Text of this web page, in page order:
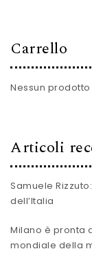
Carrello
Nessun
Articoli
Samuele
dell’Italia
Milano è pronta
mondiale della